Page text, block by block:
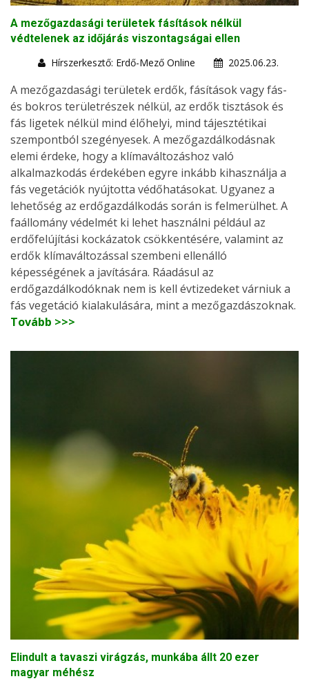
A mezőgazdasági területek fásítások nélkül
védtelenek az időjárás viszontagságai ellen
Hírszerkesztő: Erdő-Mező Online
2025.06.23.
A mezőgazdasági területek erdők, fásítások vagy fás-
és bokros területrészek nélkül, az erdők tisztások és
fás ligetek nélkül mind élőhelyi, mind tájesztétikai
szempontból szegényesek. A mezőgazdálkodásnak
elemi érdeke, hogy a klímaváltozáshoz való
alkalmazkodás érdekében egyre inkább kihasználja a
fás vegetációk nyújtotta védőhatásokat. Ugyanez a
lehetőség az erdőgazdálkodás során is felmerülhet. A
faállomány védelmét ki lehet használni például az
erdőfelújítási kockázatok csökkentésére, valamint az
erdők klímaváltozással szembeni ellenálló
képességének a javítására. Ráadásul az
erdőgazdálkodóknak nem is kell évtizedeket várniuk a
fás vegetáció kialakulására, mint a mezőgazdászoknak.
Tovább >>>
Elindult a tavaszi virágzás, munkába állt 20 ezer
magyar méhész